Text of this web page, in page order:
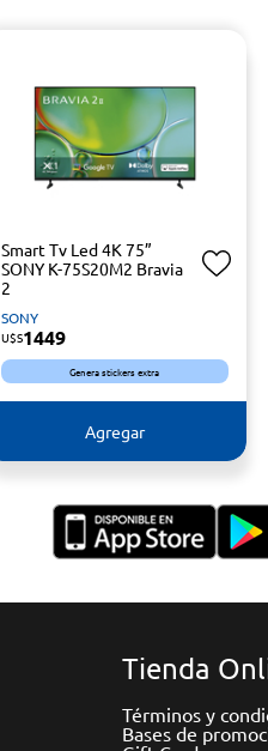
Smart Tv Led 4K 75”
SONY K-75S20M2 Bravia
2
SONY
U$S1449
Genera stickers extra
Agregar
Tienda
Términos y
Bases de